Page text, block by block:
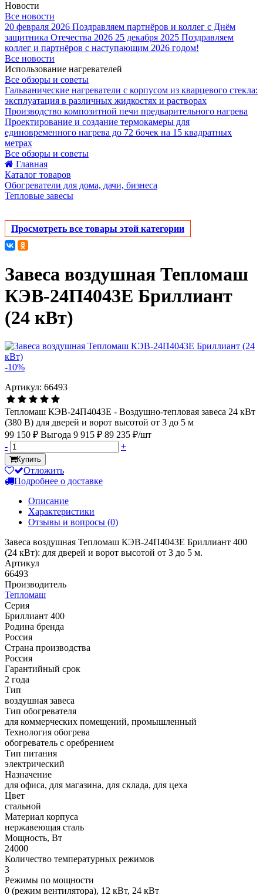
Новости
Все новости
20 февраля 2026 Поздравляем партнёров и коллег с Днём
защитника Отечества 2026 25 декабря 2025 Поздравляем
коллег и партнёров с наступающим 2026 годом!
Все новости
Использование нагревателей
Все обзоры и советы
Гальванические нагреватели с корпусом из кварцевого стекла:
эксплуатация в различных жидкостях и растворах
Производство композитной печи предварительного нагрева
Проектирование и создание термокамеры для
единовременного нагрева до 72 бочек на 15 квадратных
метрах
Все обзоры и советы
Главная
Каталог товаров
Обогреватели для дома, дачи, бизнеса
Тепловые завесы
Просмотреть все товары этой категории
Завеса воздушная Тепломаш
КЭВ-24П4043Е Бриллиант
(24 кВт)
-10%
Артикул: 66493
Тепломаш КЭВ-24П4043Е - Воздушно-тепловая завеса 24 кВт
(380 В) для дверей и ворот высотой от 3 до 5 м
99 150 ₽ Выгода 9 915 ₽ 89 235 ₽/шт
-
+
Купить
Отложить
Подробнее о доставке
Описание
Характеристики
Отзывы и вопросы (0)
Завеса воздушная Тепломаш КЭВ-24П4043Е Бриллиант 400
(24 кВт): для дверей и ворот высотой от 3 до 5 м.
Артикул
66493
Производитель
Тепломаш
Серия
Бриллиант 400
Родина бренда
Россия
Страна производства
Россия
Гарантийный срок
2 года
Тип
воздушная завеса
Тип обогревателя
для коммерческих помещений, промышленный
Технология обогрева
обогреватель с оребрением
Тип питания
электрический
Назначение
для офиса, для магазина, для склада, для цеха
Цвет
стальной
Материал корпуса
нержавеющая сталь
Мощность, Вт
24000
Количество температурных режимов
3
Режимы по мощности
0 (режим вентилятора), 12 кВт, 24 кВт